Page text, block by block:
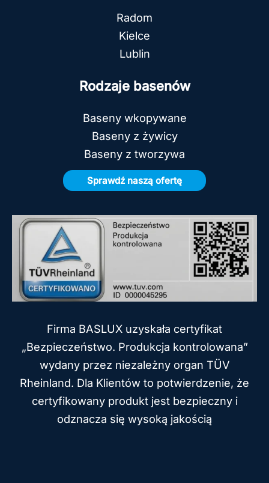
Radom
Kielce
Lublin
Rodzaje basenów
Baseny wkopywane
Baseny z żywicy
Baseny z tworzywa
Firma BASLUX uzyskała certyfikat
„Bezpieczeństwo. Produkcja kontrolowana”
wydany przez niezależny organ TÜV
Rheinland. Dla Klientów to potwierdzenie, że
certyfikowany produkt jest bezpieczny i
odznacza się wysoką jakością
Sprawdź naszą ofertę